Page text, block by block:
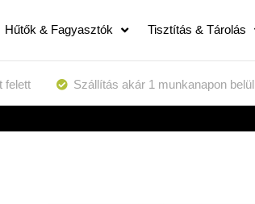
Hűtők & Fagyasztók Tisztítás & Tárolás
felett Szállítás akár 1 munkanapon belül